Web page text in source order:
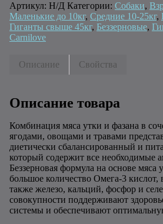
Артикул: Н/Д Категории: Собаки,
Маленькие до 10кг, Средние 10-25кг,
Гиганты свыше 45кг, Беззерновые,
Carnilove
Описание Свойства
Описание товара
Комбинация мяса утки и фазана в
ягодами, овощами и травами
диетически сбалансированный и
который содержит все необходимые
Беззерновая формула на основе мяса
большое количество Омега-3
также железо, кальций, фосфор и
совокупности поддерживают
системы и обеспечивают